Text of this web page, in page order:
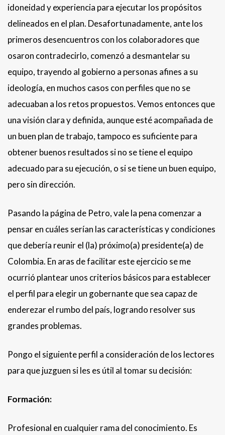
idoneidad y experiencia para ejecutar los propósitos
delineados en el plan. Desafortunadamente, ante los
primeros desencuentros con los colaboradores que
osaron contradecirlo, comenzó a desmantelar su
equipo, trayendo al gobierno a personas afines a su
ideología, en muchos casos con perfiles que no se
adecuaban a los retos propuestos. Vemos entonces que
una visión clara y definida, aunque esté acompañada de
un buen plan de trabajo, tampoco es suficiente para
obtener buenos resultados si no se tiene el equipo
adecuado para su ejecución, o si se tiene un buen equipo,
pero sin dirección.
Pasando la página de Petro, vale la pena comenzar a
pensar en cuáles serían las características y condiciones
que debería reunir el (la) próximo(a) presidente(a) de
Colombia. En aras de facilitar este ejercicio se me
ocurrió plantear unos criterios básicos para establecer
el perfil para elegir un gobernante que sea capaz de
enderezar el rumbo del país, logrando resolver sus
grandes problemas.
Pongo el siguiente perfil a consideración de los lectores
para que juzguen si les es útil al tomar su decisión:
Formación:
Profesional en cualquier rama del conocimiento. Es